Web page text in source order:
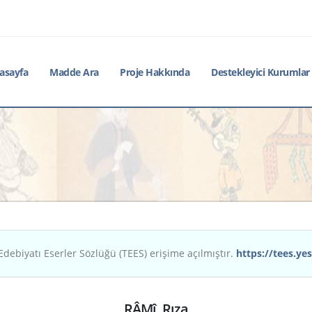
Madde Ara Proje Hakkında Destekleyici Kurumlar
Eserler Sözlüğü (TEES) erişime açılmıştır. https://